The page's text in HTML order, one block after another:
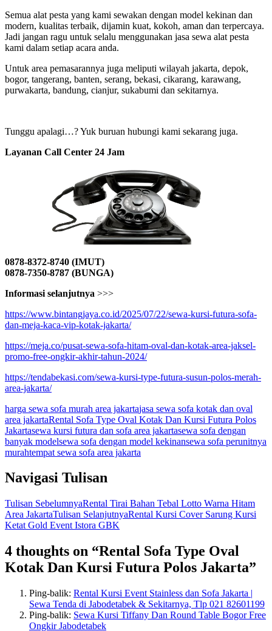
Semua alat pesta yang kami sewakan dengan model kekinan dan
modern, kualitas terbaik, dijamin kuat, kokoh, aman dan terpercaya.
Jadi jangan ragu untuk selalu menggunakan jasa sewa alat pesta
kami dalam setiap acara anda.
Untuk area pemasarannya juga meliputi wilayah jakarta, depok,
bogor, tangerang, banten, serang, bekasi, cikarang, karawang,
purwakarta, bandung, cianjur, sukabumi dan sekitarnya.
Tunggu apalagi…? Yuk buruan hubungi kami sekarang juga.
Layanan Call Center 24 Jam
0878-8372-8740 (IMUT)
0878-7350-8787 (BUNGA)
Informasi selanjutnya >>>
https://www.bintangjaya.co.id/2025/07/22/sewa-kursi-futura-sofa-
dan-meja-kaca-vip-kotak-jakarta/
https://meja.co/pusat-sewa-sofa-hitam-oval-dan-kotak-area-jaksel-
promo-free-ongkir-akhir-tahun-2024/
https://tendabekasi.com/sewa-kursi-type-futura-susun-polos-merah-
area-jakarta/
harga sewa sofa murah area jakartajasa sewa sofa kotak dan oval
area jakartaRental Sofa Type Oval Kotak Dan Kursi Futura Polos
Jakartasewa kursi futura dan sofa area jakartasewa sofa dengan
banyak modelsewa sofa dengan model kekinansewa sofa perunitnya
murahtempat sewa sofa area jakarta
Navigasi Tulisan
Tulisan SebelumnyaRental Tirai Bahan Tebal Lotto Warna Hitam
Area JakartaTulisan SelanjutnyaRental Kursi Cover Sarung Kursi
Ketat Gold Event Istora GBK
4 thoughts on “Rental Sofa Type Oval
Kotak Dan Kursi Futura Polos Jakarta”
Ping-balik: Rental Kursi Event Stainless dan Sofa Jakarta |
Sewa Tenda di Jabodetabek & Sekitarnya, Tlp 021 82601199
Ping-balik: Sewa Kursi Tiffany Dan Round Table Bogor Free
Ongkir Jabodetabek